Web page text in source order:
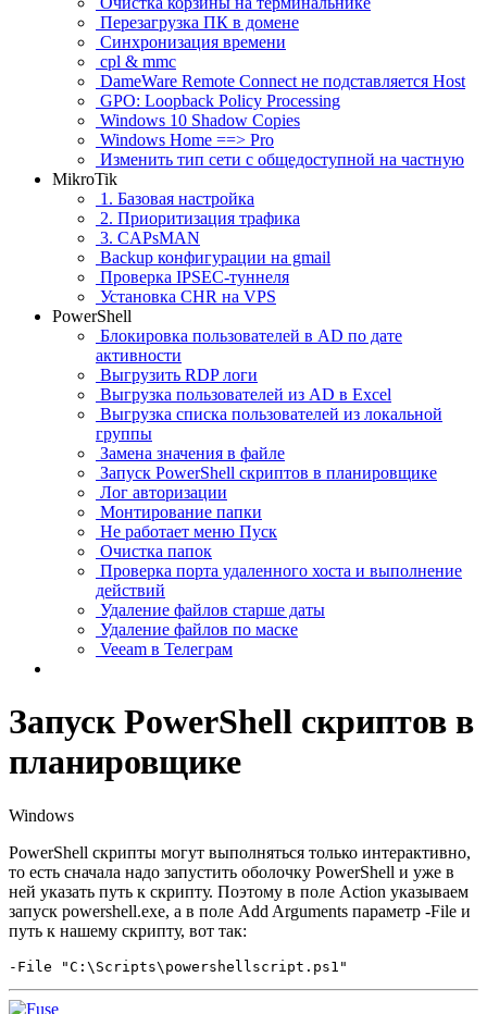
Перезагрузка ПК в домене
Синхронизация времени
cpl & mmc
DameWare Remote Connect не подставляется Host
GPO: Loopback Policy Processing
Windows 10 Shadow Copies
Windows Home ==> Pro
Изменить тип сети с общедоступной на частную
MikroTik
1. Базовая настройка
2. Приоритизация трафика
3. CAPsMAN
Backup конфигурации на gmail
Проверка IPSEC-туннеля
Установка CHR на VPS
PowerShell
Блокировка пользователей в AD по дате
активности
Выгрузить RDP логи
Выгрузка пользователей из AD в Excel
Выгрузка списка пользователей из локальной
группы
Замена значения в файле
Запуск PowerShell скриптов в планировщике
Лог авторизации
Монтирование папки
Не работает меню Пуск
Очистка папок
Проверка порта удаленного хоста и выполнение
действий
Удаление файлов старше даты
Удаление файлов по маске
Veeam в Телеграм
Запуск PowerShell скриптов в
планировщике
Windows
PowerShell скрипты могут выполняться только интерактивно,
то есть сначала надо запустить оболочку PowerShell и уже в
ней указать путь к скрипту. Поэтому в поле Action указываем
запуск powershell.exe, а в поле Add Arguments параметр -File и
путь к нашему скрипту, вот так:
-File "C:\Scripts\powershellscript.ps1"